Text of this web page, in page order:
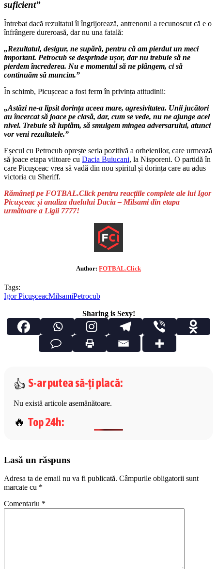
suficient”
Întrebat dacă rezultatul îl îngrijorează, antrenorul a recunoscut că e o
înfrângere dureroasă, dar nu una fatală:
„Rezultatul, desigur, ne supără, pentru că am pierdut un meci
important. Petrocub se desprinde ușor, dar nu trebuie să ne
pierdem încrederea. Nu e momentul să ne plângem, ci să
continuăm să muncim.”
În schimb, Picușceac a fost ferm în privința atitudinii:
„Astăzi ne-a lipsit dorința aceea mare, agresivitatea. Unii jucători
au încercat să joace pe clasă, dar, cum se vede, nu ne ajunge acel
nivel. Trebuie să luptăm, să smulgem mingea adversarului, atunci
vor veni rezultatele.”
Eșecul cu Petrocub oprește seria pozitivă a orheienilor, care urmează
să joace etapa viitoare cu Dacia Buiucani, la Nisporeni. O partidă în
care Picușceac vrea să vadă din nou spiritul și dorința care au adus
victoria cu Sheriff.
Rămâneți pe FOTBAL.Click pentru reacțiile complete ale lui Igor
Picușceac și analiza duelului Dacia – Milsami din etapa
următoare a Ligii 7777!
Author: FOTBAL.Click
Tags:
Igor PicușceacMilsamiPetrocub
Sharing is Sexy!
S-ar putea să-ți placă:
Nu există articole asemănătoare.
Top 24h:
Lasă un răspuns
Adresa ta de email nu va fi publicată. Câmpurile obligatorii sunt
marcate cu *
Comentariu *